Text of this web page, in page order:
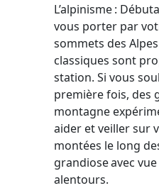
L’alpinisme :
vous porter par
sommets des
classiques sont
station. Si vous
première fois, des
montagne
aider et veiller sur
montées le long
grandiose avec
alentours.